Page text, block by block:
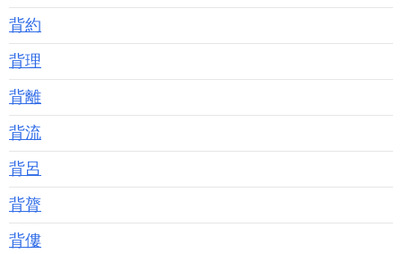
背約
背理
背離
背流
背呂
背膂
背僂